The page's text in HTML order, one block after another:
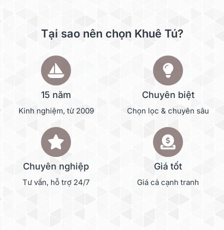
Tại sao nên chọn Khuê Tú?
15 năm
Kinh nghiệm, từ 2009
Chuyên biệt
Chọn lọc & chuyên sâu
Chuyên nghiệp
Tư vấn, hỗ trợ 24/7
Giá tốt
Giá cả cạnh tranh